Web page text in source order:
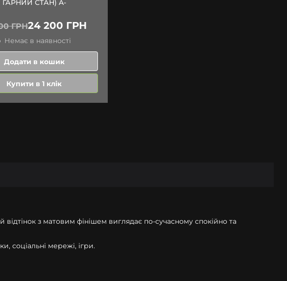
ГАРНИЙ СТАН) A-
ГРН24 200 ГРН
Немає в наявності
Додати в кошик
Купити в 1 клік
з матовим фінішем виглядає по-сучасному спокійно та
соціальні мережі, ігри.